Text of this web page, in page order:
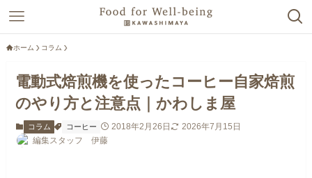
ホーム コラム
電動式焙煎機を使ったコーヒー自家焙煎
のやり方と注意点｜かわしま屋
コラム コーヒー 2018年2月26日
2026年7月15日
編集スタッフ 伊藤